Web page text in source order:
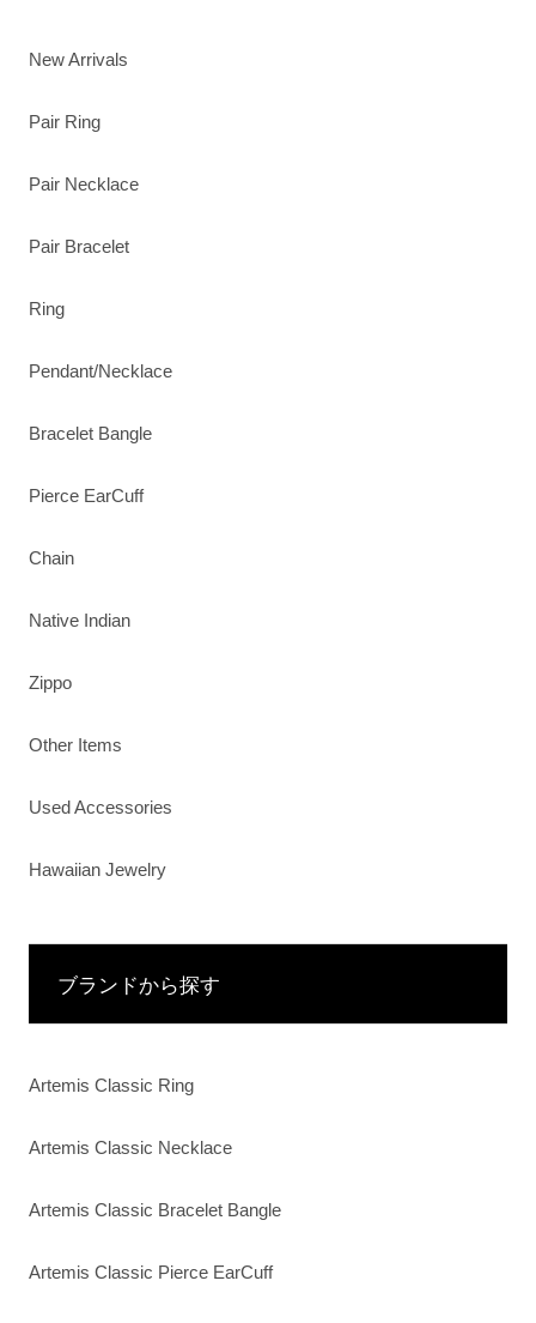
New Arrivals
Pair Ring
Pair Necklace
Pair Bracelet
Ring
Pendant/Necklace
Bracelet Bangle
Pierce EarCuff
Chain
Native Indian
Zippo
Other Items
Used Accessories
Hawaiian Jewelry
ブランドから探す
Artemis Classic Ring
Artemis Classic Necklace
Artemis Classic Bracelet Bangle
Artemis Classic Pierce EarCuff